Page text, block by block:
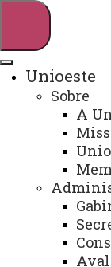
Webmail
Unioeste
Sobre
A